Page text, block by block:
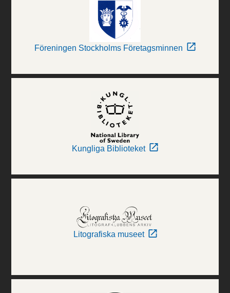
Föreningen Stockholms Företagsminnen
Kungliga Biblioteket
Litografiska museet